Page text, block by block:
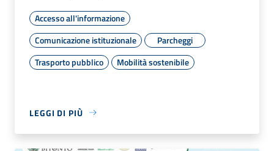
Accesso all'informazione
Comunicazione istituzionale
Parcheggi
Trasporto pubblico
Mobilità sostenibile
LEGGI DI PIÙ